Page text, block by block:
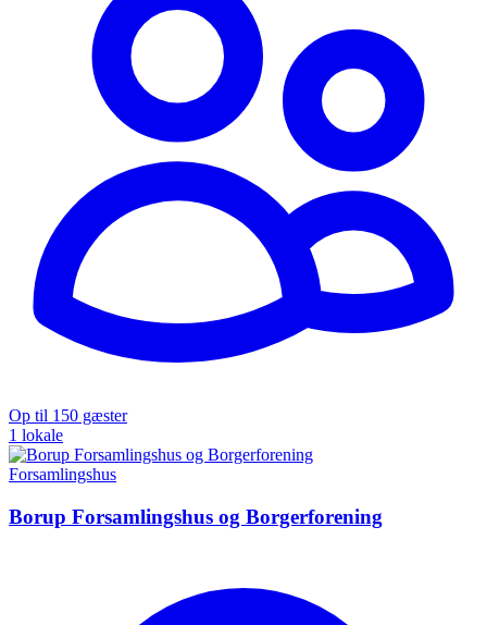
Op til 150 gæster
1 lokale
Forsamlingshus
Borup Forsamlingshus og Borgerforening